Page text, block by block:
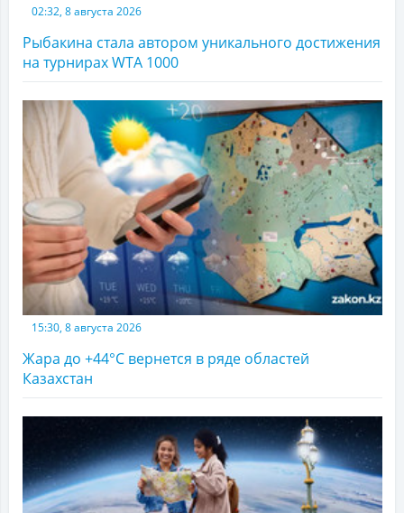
02:32, 8 августа 2026
Рыбакина стала автором уникального достижения
на турнирах WTA 1000
15:30, 8 августа 2026
Жара до +44°С вернется в ряде областей
Казахстан